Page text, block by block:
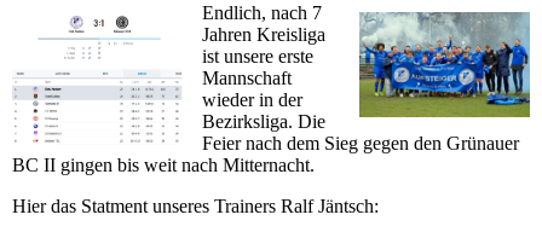
Endlich, nach 7
Jahren Kreisliga
ist unsere erste
Mannschaft
wieder in der
Bezirksliga. Die
Feier nach dem Sieg gegen den Grünauer
BC II gingen bis weit nach Mitternacht.
Hier das Statment unseres Trainers Ralf Jäntsch: